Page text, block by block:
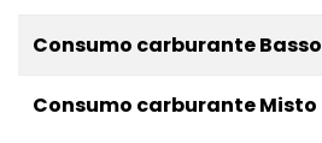
Consumo carburante Basso
Consumo carburante Misto